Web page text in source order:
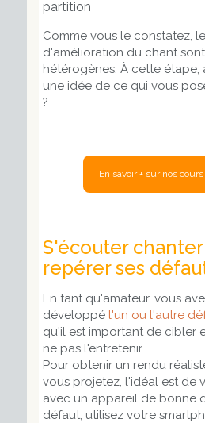
partition
Comme vous le constatez,
d'amélioration du chant
hétérogènes. À cette étape,
une idée de ce qui vous
?
En savoir + sur nos
S'écouter
repérer ses
En tant qu'amateur, vous
développé l'un ou l'autre
qu'il est important de cibler
ne pas l'entretenir.
Pour obtenir un rendu
vous projetez, l'idéal est de
avec un appareil de bonne
défaut, utilisez votre